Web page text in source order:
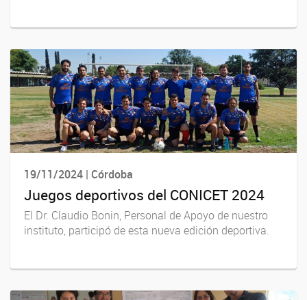
19/11/2024 | Córdoba
Juegos deportivos del CONICET 2024
El Dr. Claudio Bonin, Personal de Apoyo de nuestro
instituto, participó de esta nueva edición deportiva.